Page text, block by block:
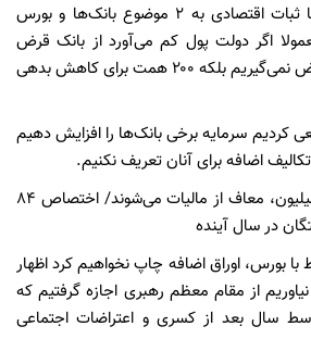
وی بیان کرد: در ارتباط با ثبات اقتصادی به ۲ موضوع بانک‌ها و بورس
اگر دولت پول کم می‌آورد از بانک قرض
می‌گرفت اما ما نه تنها قرض نمی‌گیریم بلکه ۲۰۰ همت برای کاهش بدهی
کردیم سرمایه برخی بانک‌ها را افزایش دهیم
اضافه برای آنان تعریف نکنیم.
کسبه با درآمد کمتر ۲۴ میلیون، معاف از مالیات می‌شوند/ اختصاص ۸۴
در سال آینده
با بورس، اوراق اضافه چاپ نخواهیم کرد اظهار
از مقام معظم رهبری اجازه گرفتیم که
سال بعد از کسری و اعتراضات اجتماعی